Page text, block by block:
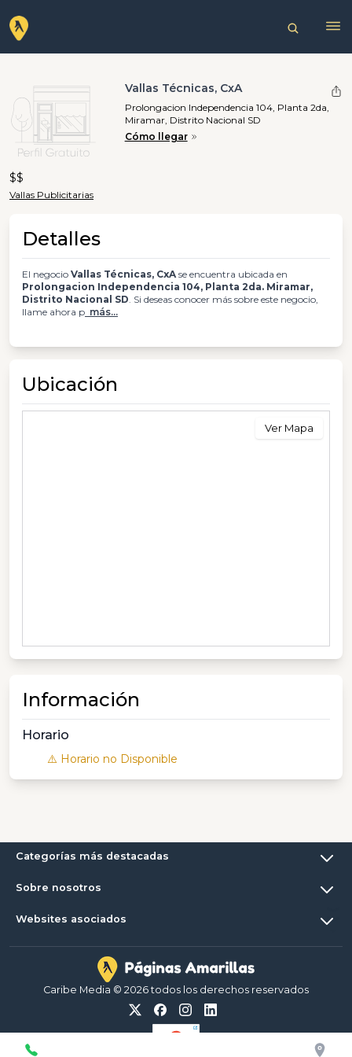
Vallas Técnicas, CxA
Prolongacion Independencia 104, Planta 2da,
Miramar, Distrito Nacional SD
Cómo llegar
$$
Vallas Publicitarias
Detalles
El negocio Vallas Técnicas, CxA se encuentra ubicada en
Prolongacion Independencia 104, Planta 2da. Miramar,
Distrito Nacional SD. Si deseas conocer más sobre este negocio,
llame ahora p más...
Ubicación
Ver Mapa
Información
Horario
⚠️ Horario no Disponible
Categorías más destacadas
Sobre nosotros
Websites asociados
Caribe Media © 2026 todos los derechos reservados